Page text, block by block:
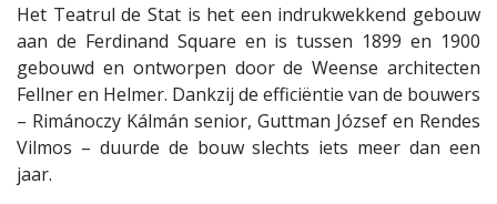
Het Teatrul de Stat is het een indrukwekkend gebouw
aan de Ferdinand Square en is tussen 1899 en 1900
gebouwd en ontworpen door de Weense architecten
Fellner en Helmer. Dankzij de efficiëntie van de bouwers
– Rimánoczy Kálmán senior, Guttman József en Rendes
Vilmos – duurde de bouw slechts iets meer dan een
jaar.